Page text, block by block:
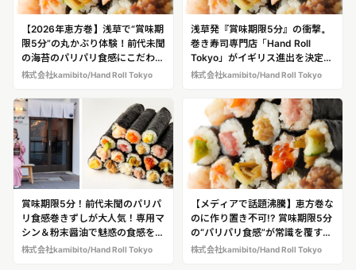
【2026年恵方巻】浅草で“賞味期
限5分”の丸かぶり体験！前代未聞
の海苔のパリパリ食感にこだわっ
た「Hand Roll Toky o」の恵方巻
株式会社kamibito/Hand Roll Tokyo
浅草発『賞味期限5分』の衝撃。
巻き寿司専門店「Hand Roll
Tokyo」がイギリス進出を決定！
日本発の“完全食”がファストフー
株式会社kamibito/Hand Roll Tokyo
賞味期限5分！前代未聞のパリパ
リ食感巻きずしが大人気！専用マ
シン＆粉末醤油で魅惑の食感を実
現！ 口コミ評価4.8の巻きずし専
株式会社kamibito/Hand Roll Tokyo
【メディアで話題沸騰】恵方巻な
のに作り置き不可!? 賞味期限5分
の“パリパリ食感”が常識を覆す。
浅草「Hand Roll Tokyo」が節分
株式会社kamibito/Hand Roll Tokyo